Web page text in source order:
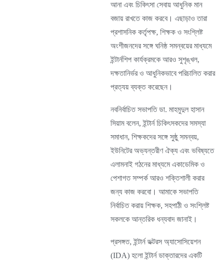
আনা এবং চিকিৎসা সেবায় আধুনিক মান
বজায় রাখতে কাজ করবে। এছাড়াও তারা
প্রশাসনিক কর্তৃপক্ষ, শিক্ষক ও সংশ্লিষ্ট
অংশীজনদের সঙ্গে ঘনিষ্ঠ সমন্বয়ের মাধ্যমে
ইন্টার্নশিপ কার্যক্রমকে আরও সুশৃঙ্খল,
দক্ষতানির্ভর ও আধুনিকভাবে পরিচালিত করার
প্রত্যয় ব্যক্ত করেছেন।
নবনির্বাচিত সভাপতি ডা. মাহমুদুল হাসান
সিয়াম বলেন, ইন্টার্ন চিকিৎসকদের সমস্যা
সমাধান, শিক্ষকদের সঙ্গে সুষ্ঠু সমন্বয়,
ইউনিটের অভ্যন্তরীণ ঐক্য এবং ভবিষ্যতে
এলামনাই গঠনের মাধ্যমে একাডেমিক ও
পেশাগত সম্পর্ক আরও শক্তিশালী করার
জন্য কাজ করবো। আমাকে সভাপতি
নির্বাচিত করায় শিক্ষক, সহপাঠী ও সংশ্লিষ্ট
সকলকে আন্তরিক ধন্যবাদ জানাই।
প্রসঙ্গত, ইন্টার্ন ডক্টরস অ্যাসোসিয়েশন
(IDA) হলো ইন্টার্ন ডাক্তারদের একটি